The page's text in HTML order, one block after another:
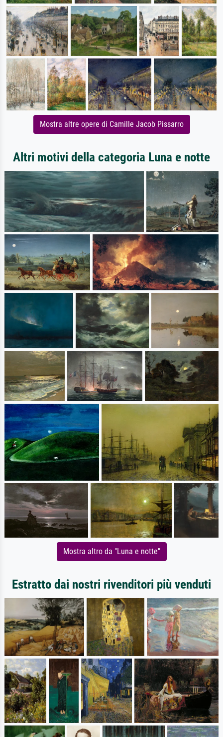
Mostra altre opere di Camille Jacob Pissarro
Altri motivi della categoria Luna e notte
Mostra altro da "Luna e notte"
Estratto dai nostri rivenditori più venduti